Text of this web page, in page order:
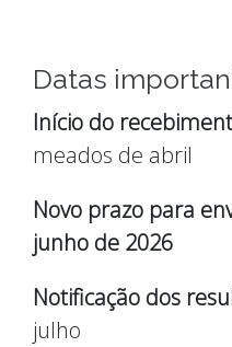
Datas
Início do
meados de abril
Novo prazo para
junho de 2026
Notificação dos
julho